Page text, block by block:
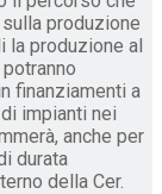
produzione
la produzione al
finanziamenti a
impianti nei
anche per
durata
della Cer.